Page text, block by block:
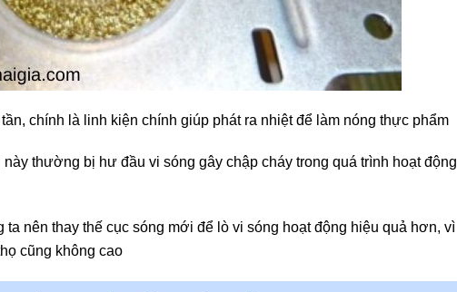
chính là linh kiện chính giúp phát ra nhiệt để làm nóng thực phẩm
thường bị hư đầu vi sóng gây chập cháy trong quá trình hoạt động
ta nên thay thế cục sóng mới để lò vi sóng hoạt động hiệu quả hơn, vì
cũng không cao